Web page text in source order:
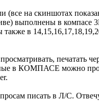
(все на скиншотах
выполнены в компасе
также в
печатать
в КОМПАСЕ можно
писать в Л/С.